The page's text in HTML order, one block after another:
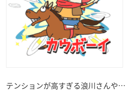
テンションが高すぎる浪川さんや…